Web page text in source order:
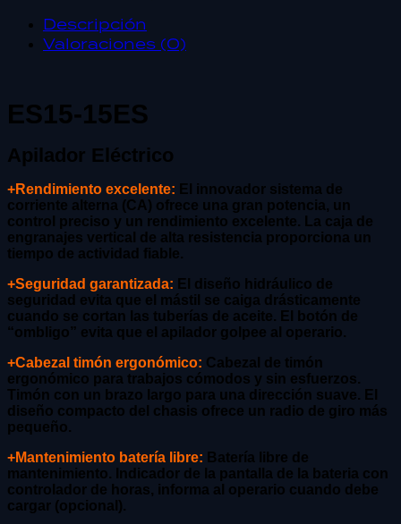
Descripción
Valoraciones (0)
ES15-15ES
Apilador Eléctrico
+Rendimiento excelente: El innovador sistema de
corriente alterna (CA) ofrece una gran potencia, un
control preciso y un rendimiento excelente. La caja de
engranajes vertical de alta resistencia proporciona un
tiempo de actividad fiable.
+Seguridad garantizada: El diseño hidráulico de
seguridad evita que el mástil se caiga drásticamente
cuando se cortan las tuberías de aceite. El botón de
“ombligo” evita que el apilador golpee al operario.
+Cabezal timón ergonómico: Cabezal de timón
ergonómico para trabajos cómodos y sin esfuerzos.
Timón con un brazo largo para una dirección suave. El
diseño compacto del chasis ofrece un radio de giro más
pequeño.
+Mantenimiento batería libre: Batería libre de
mantenimiento. Indicador de la pantalla de la bateria con
controlador de horas, informa al operario cuando debe
cargar (opcional).